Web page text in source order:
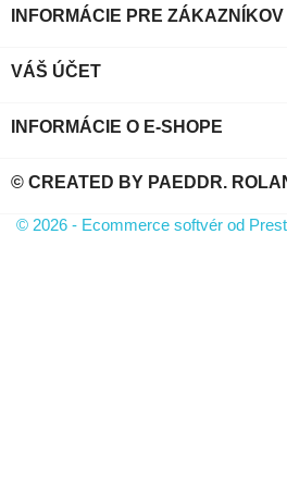
INFORMÁCIE PRE ZÁKAZNÍKOV
VÁŠ ÚČET
INFORMÁCIE O E-SHOPE
© CREATED BY PAEDDR.
© 2026 - Ecommerce softvér od